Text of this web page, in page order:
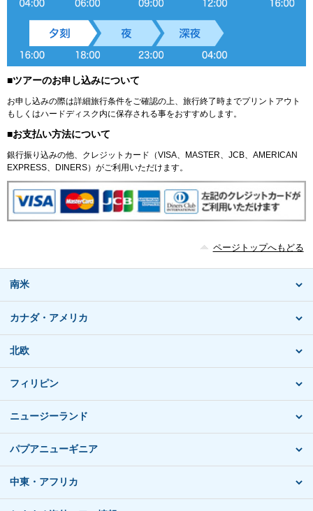
■ツアーのお申し込みについて
お申し込みの際は詳細旅行条件をご確認の上、旅行終了時までプリントアウト
もしくはハードディスク内に保存される事をおすすめします。
■お支払い方法について
銀行振り込みの他、クレジットカード（VISA、MASTER、JCB、AMERICAN
EXPRESS、DINERS）がご利用いただけます。
ページトップへもどる
南米
カナダ・アメリカ
北欧
フィリピン
ニュージーランド
パプアニューギニア
中東・アフリカ